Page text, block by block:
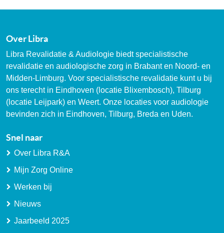
Over Libra
Libra Revalidatie & Audiologie biedt specialistische
revalidatie en audiologische zorg in Brabant en Noord- en
Midden-Limburg. Voor specialistische revalidatie kunt u bij
ons terecht in Eindhoven (locatie Blixembosch), Tilburg
(locatie Leijpark) en Weert. Onze locaties voor audiologie
bevinden zich in Eindhoven, Tilburg, Breda en Uden.
Snel naar
Over Libra R&A
Mijn Zorg Online
Werken bij
Nieuws
Jaarbeeld 2025